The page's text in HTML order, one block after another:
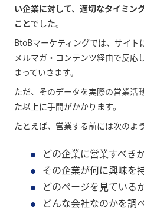
い企業に対して、適切なタイミン
ことでした。
BtoBマーケティングでは、サイト
メルマガ・コンテンツ経由で反応
まっていきます。
ただ、そのデータを実際の営業活
た以上に手間がかかります。
たとえば、営業する前には次のよ
どの企業に営業すべき
その企業が何に興味を
どのページを見ている
どんな会社なのかを調